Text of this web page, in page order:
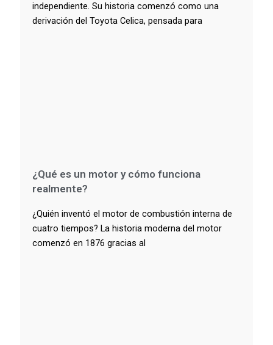
independiente. Su historia comenzó como una
derivación del Toyota Celica, pensada para
¿Qué es un motor y cómo funciona
realmente?
¿Quién inventó el motor de combustión interna de
cuatro tiempos? La historia moderna del motor
comenzó en 1876 gracias al